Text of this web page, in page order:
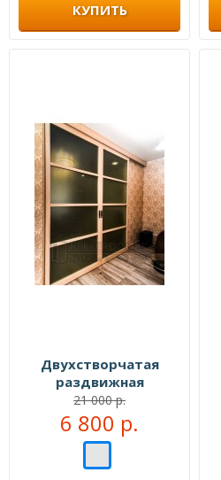
КУПИТЬ
Двухстворчатая
раздвижная
перегородка №108777
21 000 р.
6 800 р.